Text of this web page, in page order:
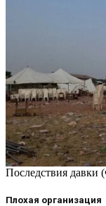
Последствия давки
Плохая организация